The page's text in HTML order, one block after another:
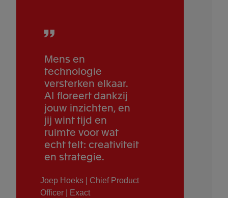
Mens en
technologie
versterken elkaar.
AI floreert dankzij
jouw inzichten, en
jij wint tijd en
ruimte voor wat
echt telt: creativiteit
en strategie.
Joep Hoeks | Chief Product
Officer | Exact